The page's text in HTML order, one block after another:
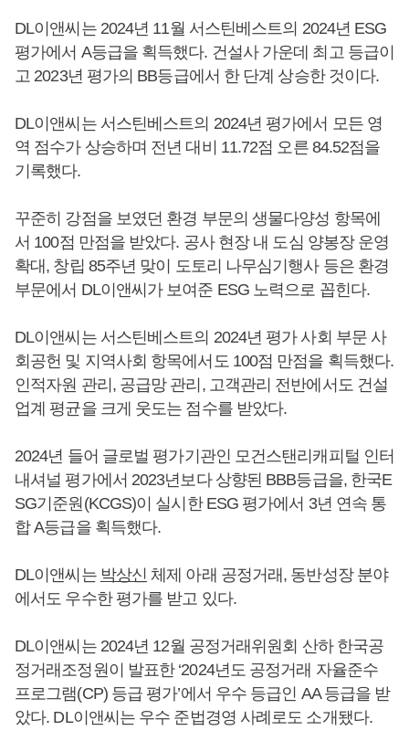
DL이앤씨는 2024년 11월 서스틴베스트의 2024년 ESG
평가에서 A등급을 획득했다. 건설사 가운데 최고 등급이
고 2023년 평가의 BB등급에서 한 단계 상승한 것이다.
DL이앤씨는 서스틴베스트의 2024년 평가에서 모든 영
역 점수가 상승하며 전년 대비 11.72점 오른 84.52점을
기록했다.
꾸준히 강점을 보였던 환경 부문의 생물다양성 항목에
서 100점 만점을 받았다. 공사 현장 내 도심 양봉장 운영
확대, 창립 85주년 맞이 도토리 나무심기행사 등은 환경
부문에서 DL이앤씨가 보여준 ESG 노력으로 꼽힌다.
DL이앤씨는 서스틴베스트의 2024년 평가 사회 부문 사
회공헌 및 지역사회 항목에서도 100점 만점을 획득했다.
인적자원 관리, 공급망 관리, 고객관리 전반에서도 건설
업계 평균을 크게 웃도는 점수를 받았다.
2024년 들어 글로벌 평가기관인 모건스탠리캐피털 인터
내셔널 평가에서 2023년보다 상향된 BBB등급을, 한국E
SG기준원(KCGS)이 실시한 ESG 평가에서 3년 연속 통
합 A등급을 획득했다.
DL이앤씨는 박상신 체제 아래 공정거래, 동반성장 분야
에서도 우수한 평가를 받고 있다.
DL이앤씨는 2024년 12월 공정거래위원회 산하 한국공
정거래조정원이 발표한 ‘2024년도 공정거래 자율준수
프로그램(CP) 등급 평가’에서 우수 등급인 AA 등급을 받
았다. DL이앤씨는 우수 준법경영 사례로도 소개됐다.